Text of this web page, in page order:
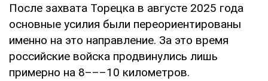
После захвата Торецка в августе 2025 года
основные усилия были переориентированы
именно на это направление. За это время
российские войска продвинулись лишь
примерно на 8–––10 километров.